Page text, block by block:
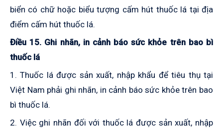
biển có chữ hoặc biểu tượng cấm hút thuốc lá tại địa
điểm cấm hút thuốc lá.
Điều 15. Ghi nhãn, in cảnh báo sức khỏe trên bao bì
thuốc lá
1. Thuốc lá được sản xuất, nhập khẩu để tiêu thụ tại
Việt Nam phải ghi nhãn, in cảnh báo sức khỏe trên bao
bì thuốc lá.
2. Việc ghi nhãn đối với thuốc lá được sản xuất, nhập